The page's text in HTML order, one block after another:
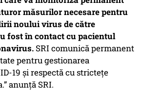
măsurilor necesare pentru
noului virus de către
fost în contact cu pacientul
SRI comunică permanent
pentru gestionarea
19 și respectă cu strictețe
anunță SRI.